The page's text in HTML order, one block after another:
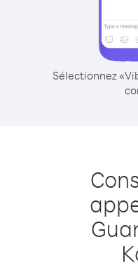
Sélectionnez